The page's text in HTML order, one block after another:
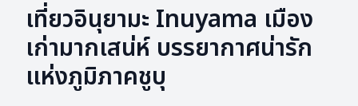
เที่ยวอินุยามะ Inuyama เมือง
เก่ามากเสน่ห์ บรรยากาศน่ารัก
แห่งภูมิภาคชูบุ